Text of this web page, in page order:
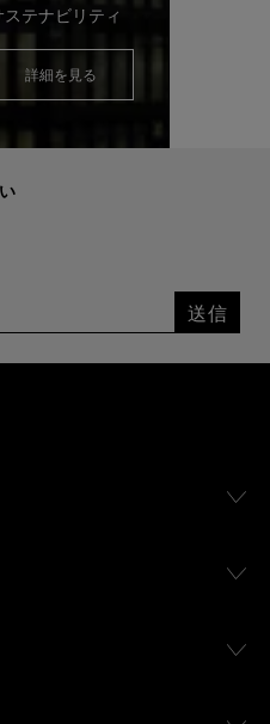
ステナビリティ
詳細を見る
送信